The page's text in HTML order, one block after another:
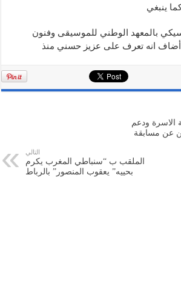
ينبغي
بالمعهد الوطني للموسيقى وفنون
أضاف انه تعرف على عزيز حسني منذ
الاسرة ودعم
عن مسابقة
التالي
الملقب ب “سنباطي المغرب يكرم
بحييه” يعقوب المنصور” بالرباط